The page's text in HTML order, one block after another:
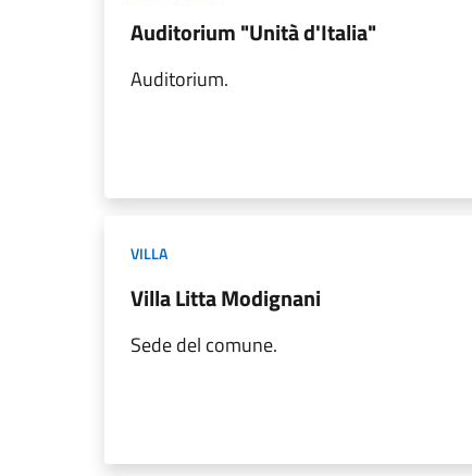
Auditorium "Unità d'Italia"
Auditorium.
VILLA
Villa Litta Modignani
Sede del comune.